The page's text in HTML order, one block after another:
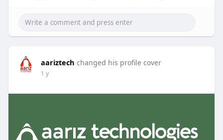
aariztech changed his profile cover
1 y